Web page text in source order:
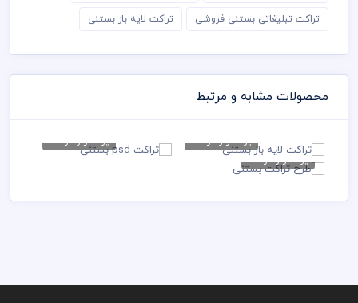
تراکت تبلیغاتی بستنی فروشی تراکت لایه باز بستنی
محصولات مشابه و مرتبط
تراکت لایه باز بستنی
79,000 تومان
پوستر و تراکت
تراکت psd بستنی
پوستر و تراکت
طرح تراکت بستنی
پوستر و تراکت